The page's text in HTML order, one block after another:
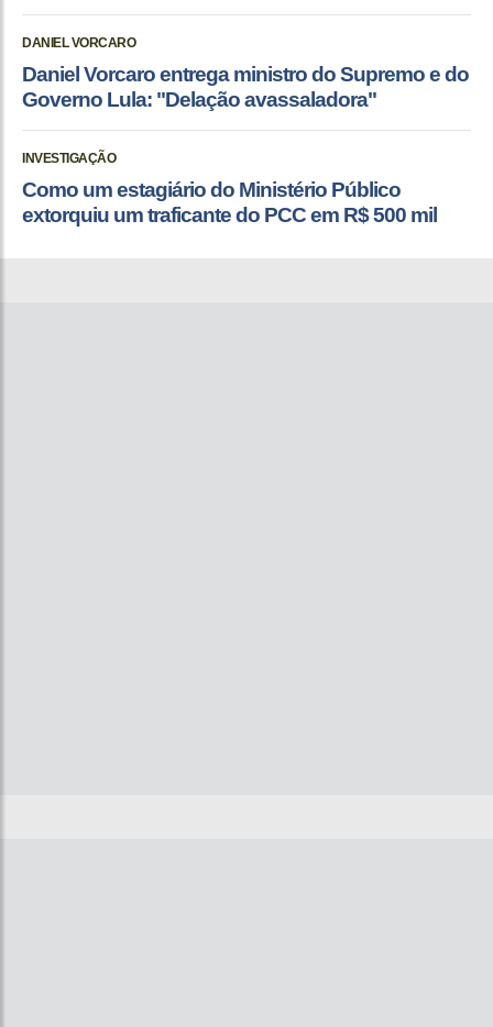
DANIEL VORCARO
Daniel Vorcaro entrega ministro do Supremo e do
Governo Lula: "Delação avassaladora"
INVESTIGAÇÃO
Como um estagiário do Ministério Público
extorquiu um traficante do PCC em R$ 500 mil